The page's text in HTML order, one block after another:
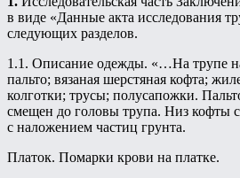
в виде «Данные акта исследования
следующих разделов.
1.1. Описание одежды. «…На трупе
пальто; вязаная шерстяная кофта;
колготки; трусы; полусапожки.
смещен до головы трупа. Низ кофты
с наложением частиц грунта.
Платок. Помарки крови на платке.